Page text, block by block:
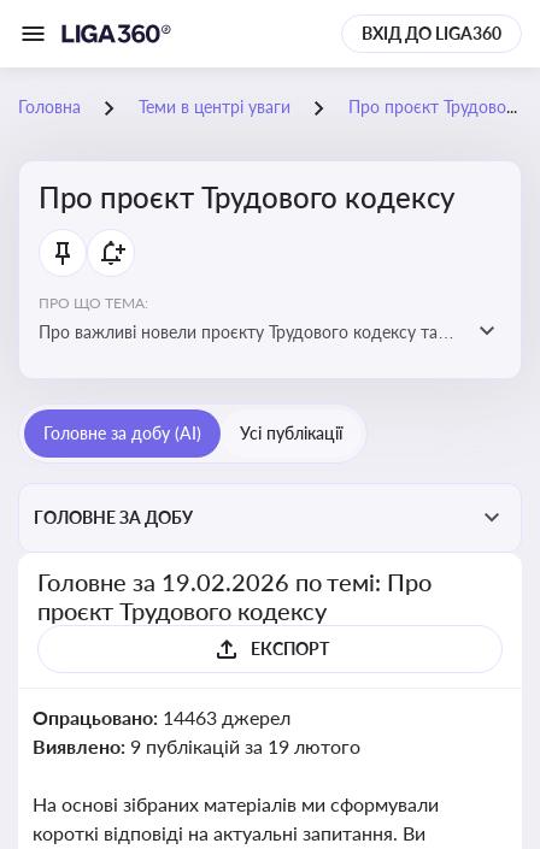
ВХІД ДО LIGA360
Головна Теми в центрі уваги Про проєкт Трудового кодексу
Про проєкт Трудового кодексу
ПРО ЩО ТЕМА:
Про важливі новели проєкту Трудового кодексу та
Головне за добу (AI) Усі публікації
ГОЛОВНЕ ЗА ДОБУ
Головне за 19.02.2026 по темі: Про
проєкт Трудового кодексу
ЕКСПОРТ
Опрацьовано: 14463 джерел
Виявлено: 9 публікацій за 19 лютого
На основі зібраних матеріалів ми сформували
короткі відповіді на актуальні запитання. Ви